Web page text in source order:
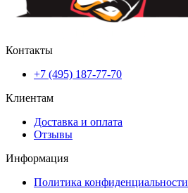
Контакты
+7 (495) 187-77-70
Клиентам
Доставка и оплата
Отзывы
Информация
Политика конфиденциальности